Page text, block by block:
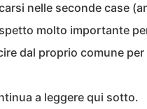
nelle seconde case
molto importante
dal proprio comune
a leggere qui sotto.